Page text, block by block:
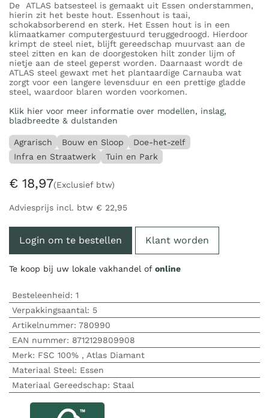
De ATLAS batsesteel is gemaakt uit Essen onderstammen,
hierin zit het beste hout. Essenhout is taai,
schokabsorberend en sterk. Het Essen hout is in een
klimaatkamer computergestuurd teruggedroogd. Hierdoor
krimpt de steel niet, blijft gereedschap muurvast aan de
steel zitten en kan de doorgestoken hilt zonder lijm of
nietje aan de steel geperst worden. Daarnaast wordt de
ATLAS steel gewaxt met het plantaardige Carnauba wat
zorgt voor een langere levensduur en een prettige gladde
steel, waardoor blaren worden voorkomen.
Klik hier voor meer informatie over modellen, inslag,
bladbreedte & dulstanden
Agrarisch Bouw en Sloop
Doe-het-zelf
Infra en Straatwerk
Tuin en Park
€ 18,97(Exclusief btw)
Adviesprijs incl. btw € 22,95
Login om te bestellen Klant worden
Te koop bij uw lokale vakhandel of online
Besteleenheid: 1
Verpakkingsaantal: 5
Artikelnummer: 780990
EAN nummer: 8712129809908
Merk: FSC 100%, Atlas Diamant
Materiaal Steel: Essen
Materiaal Gereedschap: Staal